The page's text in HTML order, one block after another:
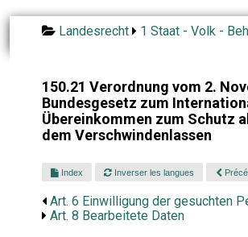
Landesrecht 1 Staat - Volk -
150.21 Verordnung vom 2.
Bundesgesetz zum
Übereinkommen zum Schutz
dem Verschwindenlassen
Index Inverser les langues
Art. 6 Einwilligung der gesuchten
Art. 8 Bearbeitete Daten